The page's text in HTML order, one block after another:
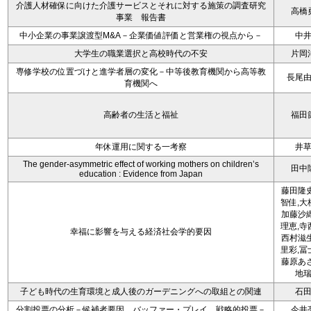
介護人材確保に向けた介護サービスとそれに対する施策の調査研究
事業 報告書
高橋
中小企業の事業譲渡型M&A－企業価値評価と営業権の視点から－
中
大学生の職業選択と高校時代の不安
片岡
専修学校の位置づけと進学者層の変化－中等後教育機関から高等教
育機関へ
長尾
高齢者の生活と福祉 福田
年休運用に関する一考察
井
The gender-asymmetric effect of working mothers on children’s
education : Evidence from Japan
田中
幸福に影響を与える経済社会学的要因
藤田隆
智佳,大
加藤沙
理恵,寺
西村滋
里彩,冨
藤原あ
地
子ども時代の生育環境と成人後のガーデニングへの取組との関連
石